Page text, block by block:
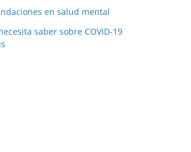
en salud mental
saber sobre COVID-19